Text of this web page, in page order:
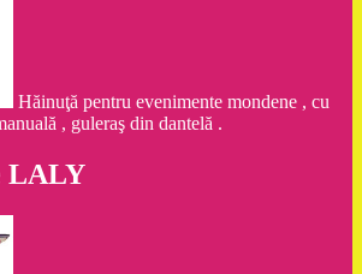
Hăinuţă pentru evenimente mondene , cu
, guleraş din dantelă .
LALY